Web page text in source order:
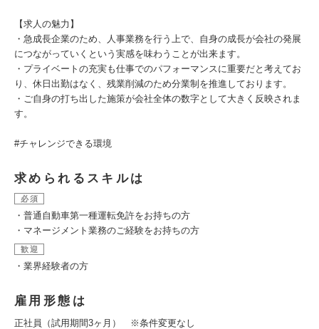
【求人の魅力】
・急成長企業のため、人事業務を行う上で、自身の成長が会社の発展
につながっていくという実感を味わうことが出来ます。
・プライベートの充実も仕事でのパフォーマンスに重要だと考えてお
り、休日出勤はなく、残業削減のため分業制を推進しております。
・ご自身の打ち出した施策が会社全体の数字として大きく反映されま
す。
#チャレンジできる環境
求められるスキルは
必須
・普通自動車第一種運転免許をお持ちの方
・マネージメント業務のご経験をお持ちの方
歓迎
・業界経験者の方
雇用形態は
正社員（試用期間3ヶ月） ※条件変更なし